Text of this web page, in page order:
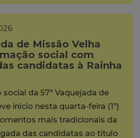
de Missão Velha
social com
candidatas à Rainha
da 57ª Vaquejada de
início nesta quarta-feira (1º)
mais tradicionais da
das candidatas ao título